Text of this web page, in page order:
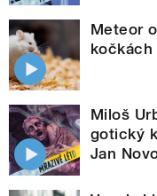
Meteor
kočkách
Miloš
gotický
Jan